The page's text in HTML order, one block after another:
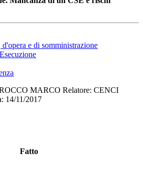
e di somministrazione
MARCO Relatore: CENCI
14/11/2017
Fatto